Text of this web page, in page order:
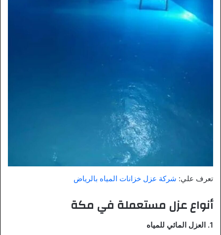
تعرف علي: شركة عزل خزانات المياه بالرياض
أنواع عزل مستعملة في مكة
1. العزل المائي للمياه